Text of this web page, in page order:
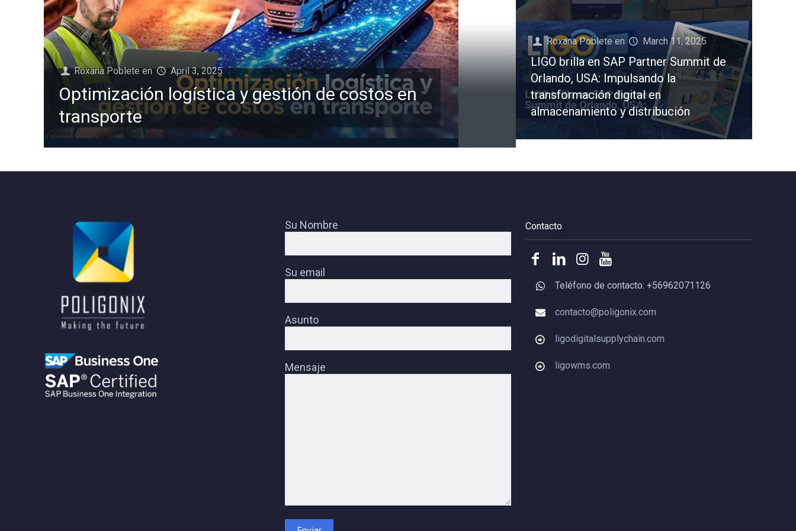
Roxana Poblete en April 3, 2025
Optimización logística y gestión de costos en
transporte
Roxana Poblete en March 11, 2025
LIGO brilla en SAP Partner Summit de
Orlando, USA: Impulsando la
transformación digital en
almacenamiento y distribución
Su Nombre
Su email
Asunto
Mensaje
Contacto
Teléfono de contacto: +56962071126
contacto@poligonix.com
ligodigitalsupplychain.com
ligowms.com